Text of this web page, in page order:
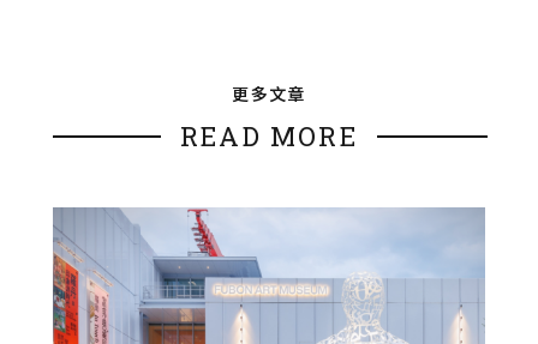
更多文章
READ MORE